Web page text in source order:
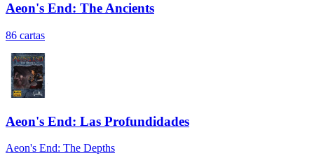
Aeon's End: The Ancients
86 cartas
Aeon's End: Las Profundidades
Aeon's End: The Depths